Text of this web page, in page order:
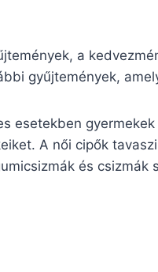
a
gyűjtemények,
esetekben
A női cipők
és